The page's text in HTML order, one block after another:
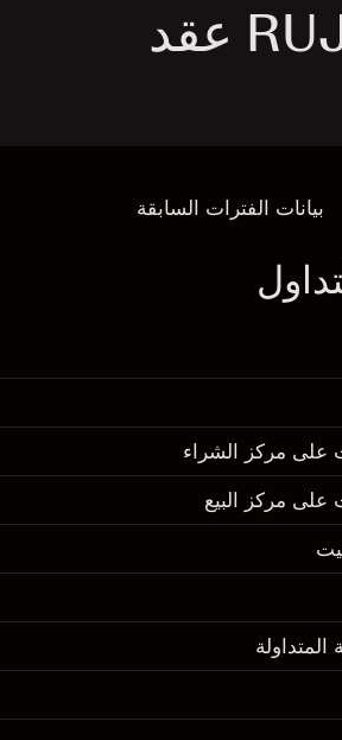
تداول RUJI/USD - RUJI/USD عقد
بيانات الفترات السابقة
متاح للتداول من خلال عقود
عن:
على مركز الشراء
$1,000.00
-0.061644
(-$1.85)
على مركز البيع
$1,000.00
0.013699
المتداولة